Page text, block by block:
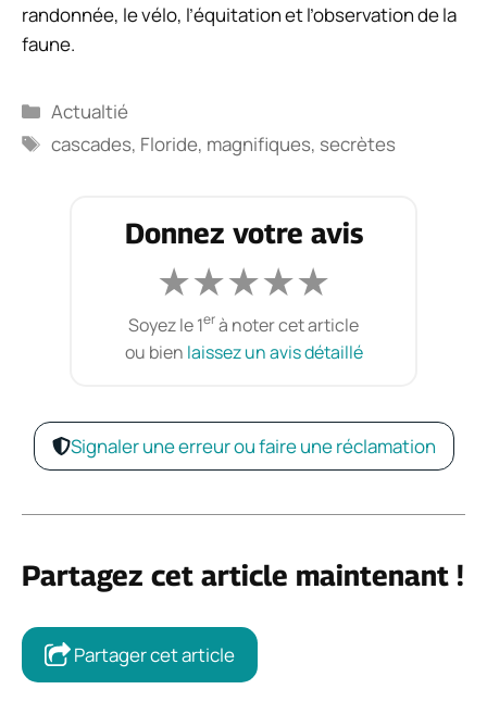
randonnée, le vélo, l’équitation et l’observation de la
faune.
Catégories
Actualtié
Étiquettes
cascades, Floride, magnifiques, secrètes
Donnez votre avis
★★★★★
Soyez le 1erà noter cet article
ou bien laissez un avis détaillé
Signaler une erreur ou faire une réclamation
Partagez cet article maintenant !
Partager cet article